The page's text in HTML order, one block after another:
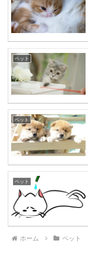
ペット
ペット
ペット
ホーム ペット